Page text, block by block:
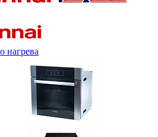
нагрева